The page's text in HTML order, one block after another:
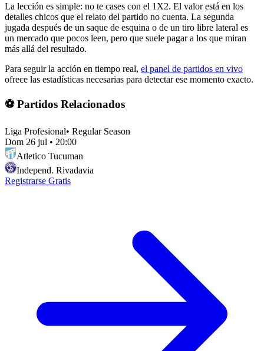
La lección es simple: no te cases con el 1X2. El valor está en los
detalles chicos que el relato del partido no cuenta. La segunda
jugada después de un saque de esquina o de un tiro libre lateral es
un mercado que pocos leen, pero que suele pagar a los que miran
más allá del resultado.
Para seguir la acción en tiempo real, el panel de partidos en vivo
ofrece las estadísticas necesarias para detectar ese momento exacto.
⚽ Partidos Relacionados
Liga Profesional• Regular Season
Dom 26 jul • 20:00
Atletico Tucuman
Independ. Rivadavia
Registrarse Gratis